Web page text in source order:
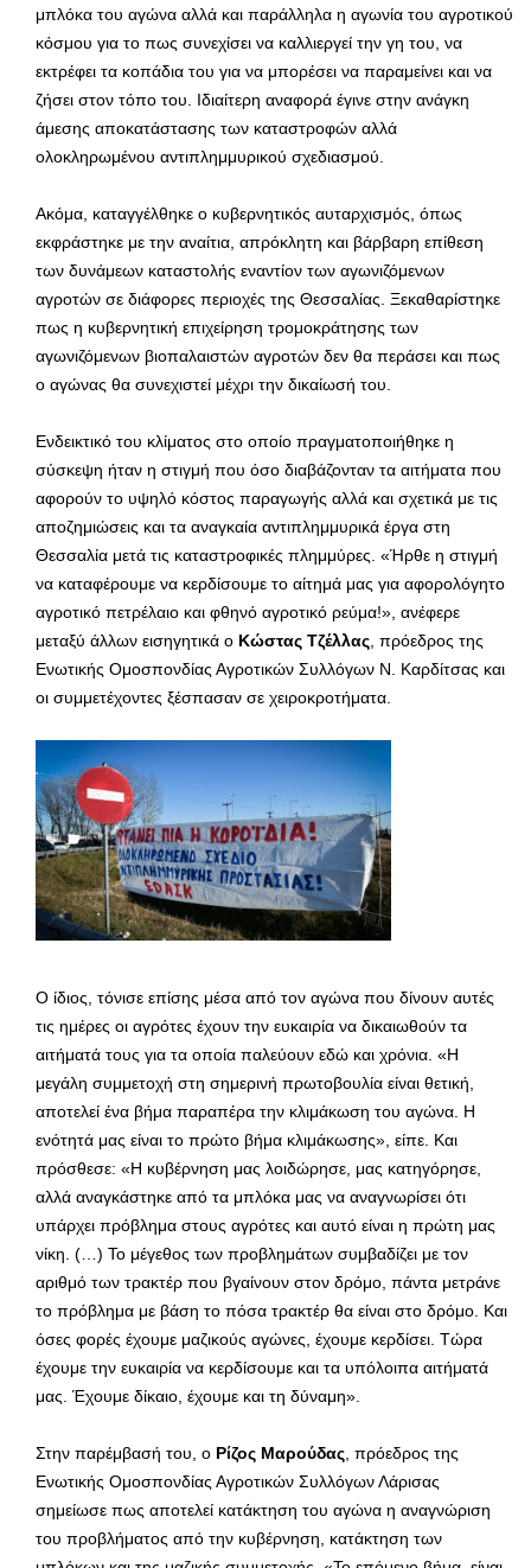
μπλόκα του αγώνα αλλά και παράλληλα η αγωνία του αγροτικού
κόσμου για το πως συνεχίσει να καλλιεργεί την γη του, να
εκτρέφει τα κοπάδια του για να μπορέσει να παραμείνει και να
ζήσει στον τόπο του. Ιδιαίτερη αναφορά έγινε στην ανάγκη
άμεσης αποκατάστασης των καταστροφών αλλά
ολοκληρωμένου αντιπλημμυρικού σχεδιασμού.
Ακόμα, καταγγέλθηκε ο κυβερνητικός αυταρχισμός, όπως
εκφράστηκε με την αναίτια, απρόκλητη και βάρβαρη επίθεση
των δυνάμεων καταστολής εναντίον των αγωνιζόμενων
αγροτών σε διάφορες περιοχές της Θεσσαλίας. Ξεκαθαρίστηκε
πως η κυβερνητική επιχείρηση τρομοκράτησης των
αγωνιζόμενων βιοπαλαιστών αγροτών δεν θα περάσει και πως
ο αγώνας θα συνεχιστεί μέχρι την δικαίωσή του.
Ενδεικτικό του κλίματος στο οποίο πραγματοποιήθηκε η
σύσκεψη ήταν η στιγμή που όσο διαβάζονταν τα αιτήματα που
αφορούν το υψηλό κόστος παραγωγής αλλά και σχετικά με τις
αποζημιώσεις και τα αναγκαία αντιπλημμυρικά έργα στη
Θεσσαλία μετά τις καταστροφικές πλημμύρες. «Ήρθε η στιγμή
να καταφέρουμε να κερδίσουμε το αίτημά μας για αφορολόγητο
αγροτικό πετρέλαιο και φθηνό αγροτικό ρεύμα!», ανέφερε
μεταξύ άλλων εισηγητικά ο Κώστας Τζέλλας , πρόεδρος της
Ενωτικής Ομοσπονδίας Αγροτικών Συλλόγων Ν. Καρδίτσας και
οι συμμετέχοντες ξέσπασαν σε χειροκροτήματα.
Ο ίδιος, τόνισε επίσης μέσα από τον αγώνα που δίνουν αυτές
τις ημέρες οι αγρότες έχουν την ευκαιρία να δικαιωθούν τα
αιτήματά τους για τα οποία παλεύουν εδώ και χρόνια. «Η
μεγάλη συμμετοχή στη σημερινή πρωτοβουλία είναι θετική,
αποτελεί ένα βήμα παραπέρα την κλιμάκωση του αγώνα. Η
ενότητά μας είναι το πρώτο βήμα κλιμάκωσης», είπε. Και
πρόσθεσε: «Η κυβέρνηση μας λοιδώρησε, μας κατηγόρησε,
αλλά αναγκάστηκε από τα μπλόκα μας να αναγνωρίσει ότι
υπάρχει πρόβλημα στους αγρότες και αυτό είναι η πρώτη μας
νίκη. (…) Το μέγεθος των προβλημάτων συμβαδίζει με τον
αριθμό των τρακτέρ που βγαίνουν στον δρόμο, πάντα μετράνε
το πρόβλημα με βάση το πόσα τρακτέρ θα είναι στο δρόμο. Και
όσες φορές έχουμε μαζικούς αγώνες, έχουμε κερδίσει. Τώρα
έχουμε την ευκαιρία να κερδίσουμε και τα υπόλοιπα αιτήματά
μας. Έχουμε δίκαιο, έχουμε και τη δύναμη».
Στην παρέμβασή του, ο Ρίζος Μαρούδας , πρόεδρος της
Ενωτικής Ομοσπονδίας Αγροτικών Συλλόγων Λάρισας
σημείωσε πως αποτελεί κατάκτηση του αγώνα η αναγνώριση
του προβλήματος από την κυβέρνηση, κατάκτηση των